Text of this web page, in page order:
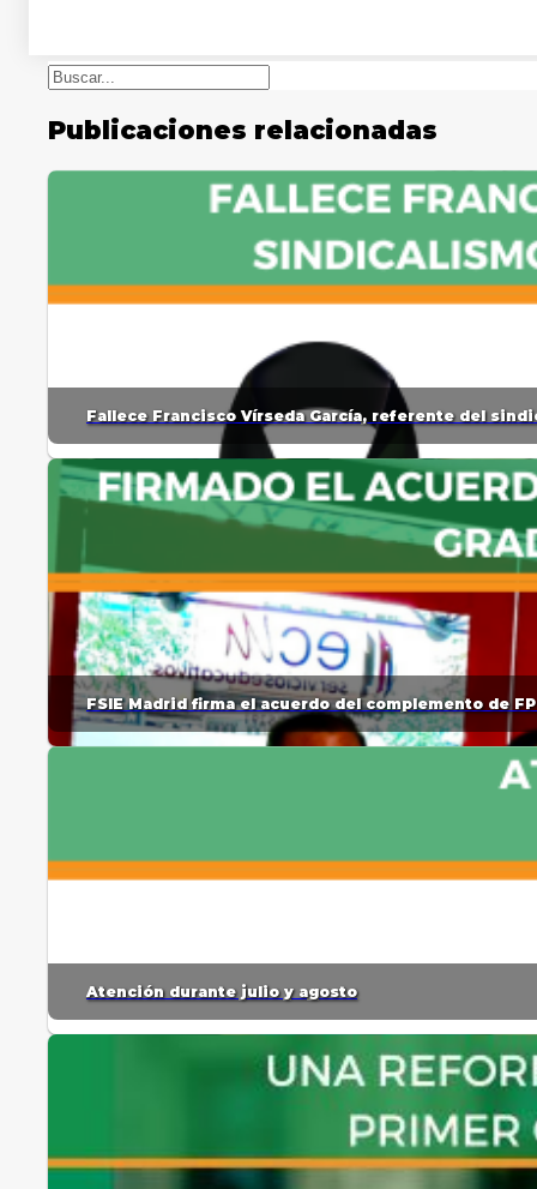
Buscar
Publicaciones relacionadas
Fallece Francisco Vírseda García, referente del
FSIE Madrid firma el acuerdo del complemento de
Atención durante julio y agosto